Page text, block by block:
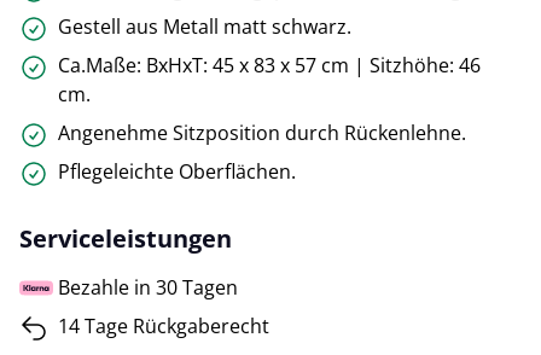
Gestell aus Metall matt schwarz.
Ca.Maße: BxHxT: 45 x 83 x 57 cm | Sitzhöhe: 46
cm.
Angenehme Sitzposition durch Rückenlehne.
Pflegeleichte Oberflächen.
Serviceleistungen
Bezahle in 30 Tagen
14 Tage Rückgaberecht